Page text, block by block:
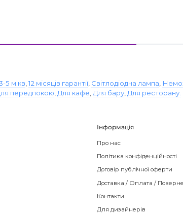
5 м.кв ,12 місяців гарантії Світлодіодна лампа
передпокою Для кафе Для бару Для ресторану.
Інформація
Про нас
Політика конфіденційності
Договір публічної оферти
Доставка / Оплата /
Контакти
Для дизайнерів